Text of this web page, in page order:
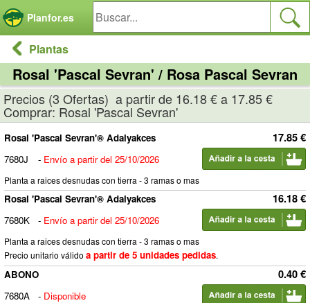
Planfor.es
Plantas
Rosal 'Pascal Sevran' / Rosa Pascal Sevran
Precios (3 Ofertas) a partir de 16.18 € a 17.85 €
Comprar: Rosal 'Pascal Sevran'
17.85 €
Rosal 'Pascal Sevran'® Adalyakces
7680J
- Envío a partir del 25/10/2026
Planta a raices desnudas con tierra - 3 ramas o mas
16.18 €
Rosal 'Pascal Sevran'® Adalyakces
7680K
- Envío a partir del 25/10/2026
Planta a raices desnudas con tierra - 3 ramas o mas
Precio unitario válido a partir de 5 unidades pedidas.
0.40 €
ABONO
7680A
- Disponible
Panel de gestión de cookies